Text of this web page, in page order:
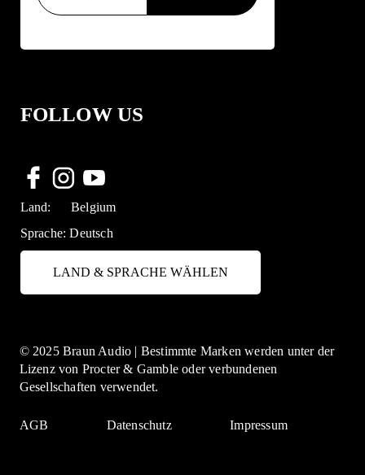
FOLLOW US
Land:
Belgium
Sprache:Deutsch
LAND & SPRACHE WÄHLEN
© 2025 Braun Audio | Bestimmte Marken werden unter der
Lizenz von Procter & Gamble oder verbundenen
Gesellschaften verwendet.
AGB Datenschutz Impressum